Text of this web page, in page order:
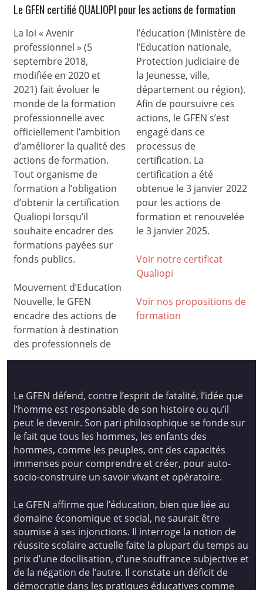
Le GFEN certifié QUALIOPI pour les actions de formation
La loi « Avenir
professionnel » (5
septembre 2018,
modifiée en 2020 et
2021) fait évoluer le
monde de la formation
professionnelle avec
officiellement l’ambition
d’améliorer la qualité des
actions de formation.
Tout organisme de
formation a l’obligation
d’obtenir la certification
Qualiopi lorsqu’il
souhaite encadrer des
formations payées sur
fonds publics.
Mouvement d’Education
Nouvelle, le GFEN
encadre des actions de
formation à destination
des professionnels de
l’éducation (Ministère de
l’Education nationale,
Protection Judiciaire de
la Jeunesse, ville,
département ou région).
Afin de poursuivre ces
actions, le GFEN s’est
engagé dans ce
processus de
certification. La
certification a été
obtenue le 3 janvier 2022
pour les actions de
formation et renouvelée
le 3 janvier 2025.
Voir notre certificat
Qualiopi
Voir nos propositions de
formation
Le GFEN défend, contre l’esprit de fatalité, l’idée que
l’homme est responsable de son histoire ou qu’il
peut le devenir. Son pari philosophique se fonde sur
le fait que tous les hommes, les enfants des
hommes, comme les peuples, ont des capacités
immenses pour comprendre et créer, pour auto-
socio-construire un savoir vivant et opératoire.
Le GFEN affirme que l’éducation, bien que liée au
domaine économique et social, ne saurait être
soumise à ses injonctions. Il interroge la notion de
réussite scolaire actuelle faite la plupart du temps au
prix d’une docilisation, d’une souffrance subjective et
de la négation de l’autre. Il constate un déficit de
démocratie dans les pratiques éducatives comme